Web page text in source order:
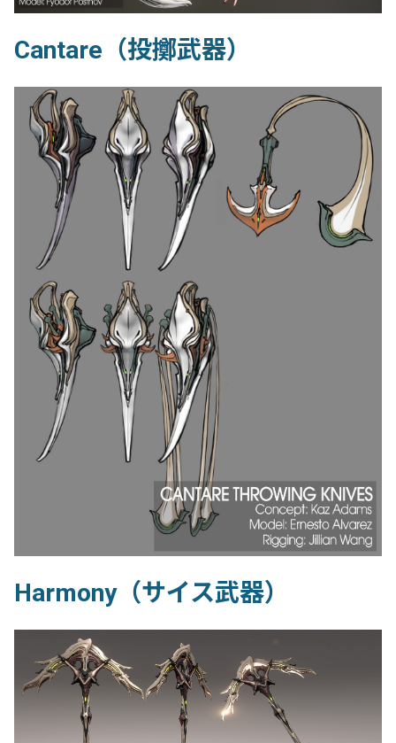
Cantare（投擲武器）
Harmony（サイス武器）